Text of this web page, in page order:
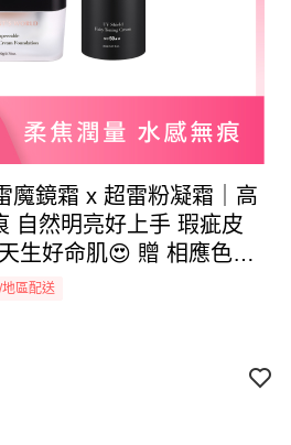
魔鏡霜 x 超雷粉凝霜｜高
自然明亮好上手 瑕疵皮
生好命肌😍 贈 相應色體
地區配送